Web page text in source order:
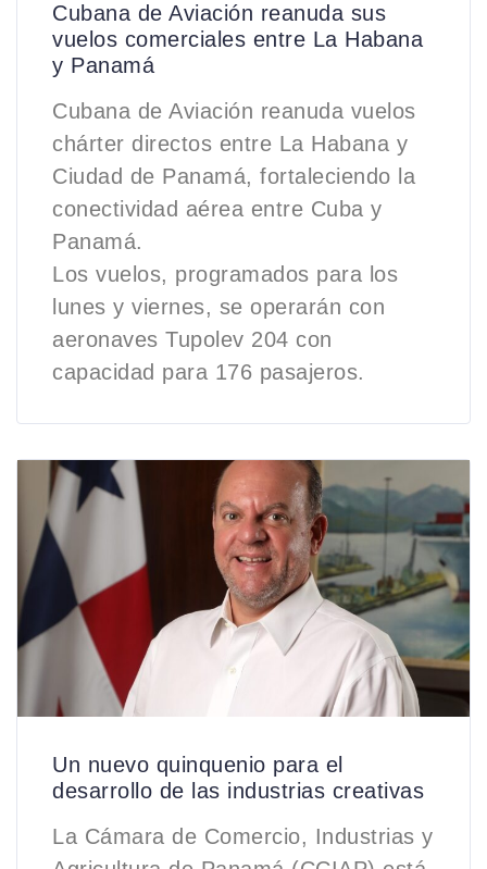
Cubana de Aviación reanuda sus
vuelos comerciales entre La Habana
y Panamá
Cubana de Aviación reanuda vuelos
chárter directos entre La Habana y
Ciudad de Panamá, fortaleciendo la
conectividad aérea entre Cuba y
Panamá.
Los vuelos, programados para los
lunes y viernes, se operarán con
aeronaves Tupolev 204 con
capacidad para 176 pasajeros.
Un nuevo quinquenio para el
desarrollo de las industrias creativas
La Cámara de Comercio, Industrias y